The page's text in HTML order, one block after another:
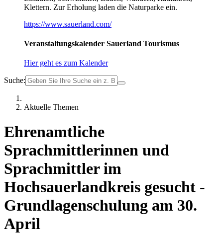
Klettern. Zur Erholung laden die Naturparke ein.
https://www.sauerland.com/
Veranstaltungskalender Sauerland Tourismus
Hier geht es zum Kalender
Suche:
Aktuelle Themen
Ehrenamtliche
Sprachmittlerinnen und
Sprachmittler im
Hochsauerlandkreis gesucht -
Grundlagenschulung am 30.
April